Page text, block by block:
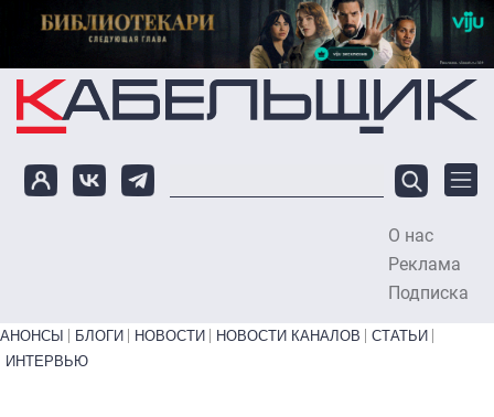
Перейти к основному содержанию
О нас
Реклама
Подписка
Primary links bottom
АНОНСЫ БЛОГИ НОВОСТИ НОВОСТИ КАНАЛОВ
СТАТЬИ
ИНТЕРВЬЮ